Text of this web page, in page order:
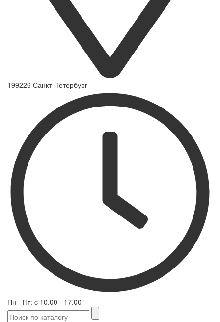
199226 Санкт-Петербург
Пн - Пт: c 10.00 - 17.00